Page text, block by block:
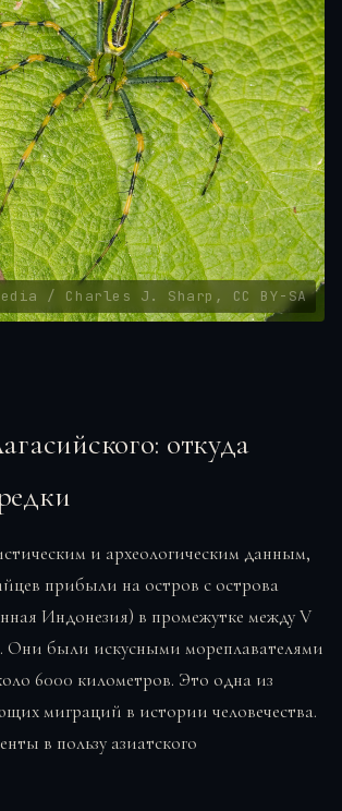
/ Charles J. Sharp, CC BY-SA
откуда
и археологическим данным,
прибыли на остров с острова
Индонезия) в промежутке между V
Они были искусными мореплавателями
6000 километров. Это одна из
миграций в истории человечества.
в пользу азиатского